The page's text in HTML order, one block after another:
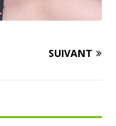
SUIVANT